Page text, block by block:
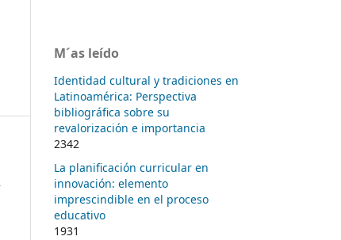
M´as leído
Identidad cultural y tradiciones en
Latinoamérica: Perspectiva
bibliográfica sobre su
revalorización e importancia
2342
La planificación curricular en
innovación: elemento
imprescindible en el proceso
educativo
1931